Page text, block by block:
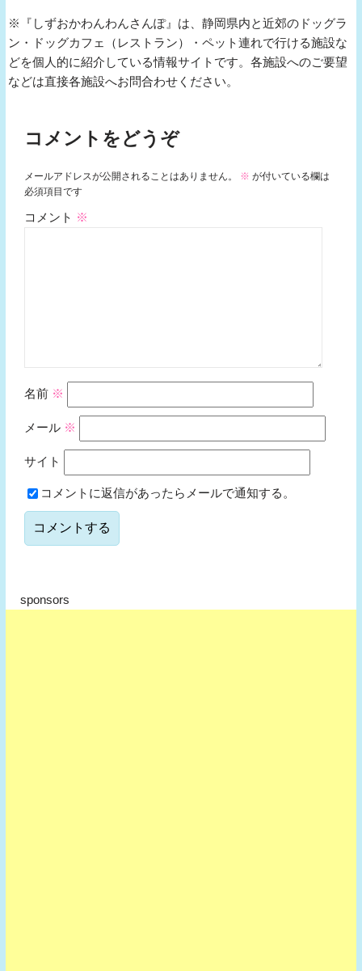
※『しずおかわんわんさんぽ』は、静岡県内と近郊のドッグラ
ン・ドッグカフェ（レストラン）・ペット連れで行ける施設な
どを個人的に紹介している情報サイトです。各施設へのご要望
などは直接各施設へお問合わせください。
コメントをどうぞ
メールアドレスが公開されることはありません。 ※ が付いている欄は
必須項目です
コメント ※
名前 ※
メール ※
サイト
コメントに返信があったらメールで通知する。
sponsors